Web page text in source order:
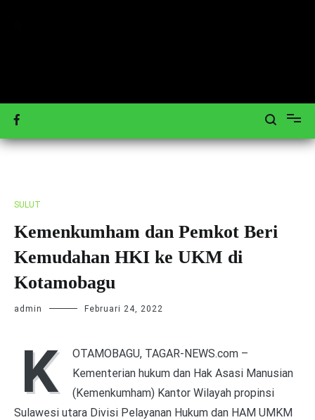
Tagar-News.com
Mengulas Peristiwa Teraktual
SULUT
Kemenkumham dan Pemkot Beri
Kemudahan HKI ke UKM di
Kotamobagu
admin Februari 24, 2022
K
OTAMOBAGU, TAGAR-NEWS.com –
Kementerian hukum dan Hak Asasi Manusian
(Kemenkumham) Kantor Wilayah propinsi
Sulawesi utara Divisi Pelayanan Hukum dan HAM UMKM